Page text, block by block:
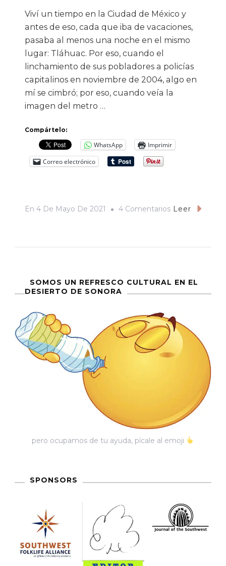
Viví un tiempo en la Ciudad de México y
antes de eso, cada que iba de vacaciones,
pasaba al menos una noche en el mismo
lugar: Tláhuac. Por eso, cuando el
linchamiento de sus pobladores a policías
capitalinos en noviembre de 2004, algo en
mí se cimbró; por eso, cuando veía la
imagen del metro …
Compártelo:
WhatsApp
Imprimir
Correo electrónico
En 4 De Mayo De 2021 4 ComentariosEnLeer
SOMOS UN REFRESCO CULTURAL EN EL
DESIERTO DE SONORA
pero ocupamos de tu ayuda, pícale al emoji
SPONSORS